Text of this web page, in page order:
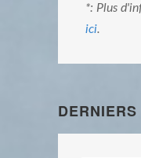
*: Plus
ici.